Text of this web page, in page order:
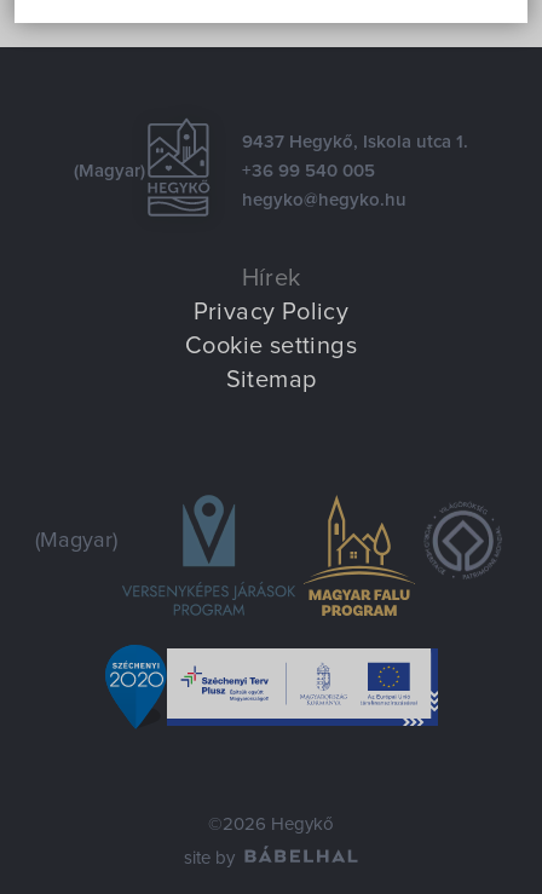
(Magyar)
9437 Hegykő, Iskola utca 1.
+36 99 540 005
hegyko@hegyko.hu
Hírek
Privacy Policy
Cookie settings
Sitemap
(Magyar)
©2026 Hegykő
site by